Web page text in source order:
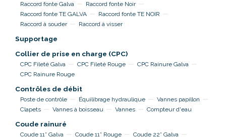
Raccord fonte Galva
Raccord fonte Noir
Raccord fonte TE GALVA
Raccord fonte TE NOIR
Raccord à souder
Raccord à visser
Supportage
Collier de prise en charge (CPC)
CPC Fileté Galva CPC Fileté Rouge
CPC Rainure Galva
CPC Rainure Rouge
Contrôles de débit
Poste de contrôle Équilibrage hydraulique
Vannes papillon
Clapets
Vannes à boisseau Vannes Compteur d'eau
Coude rainuré
Coude 11° Galva Coude 11° Rouge
Coude 22° Galva